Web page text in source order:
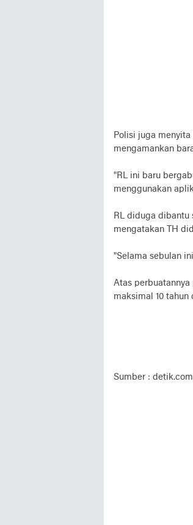
Polisi juga
mengamankan
"RL ini baru
menggunakan
RL diduga dibantu
mengatakan TH
"Selama sebulan
Atas perbuatannya
maksimal 10
Sumber : detik.com